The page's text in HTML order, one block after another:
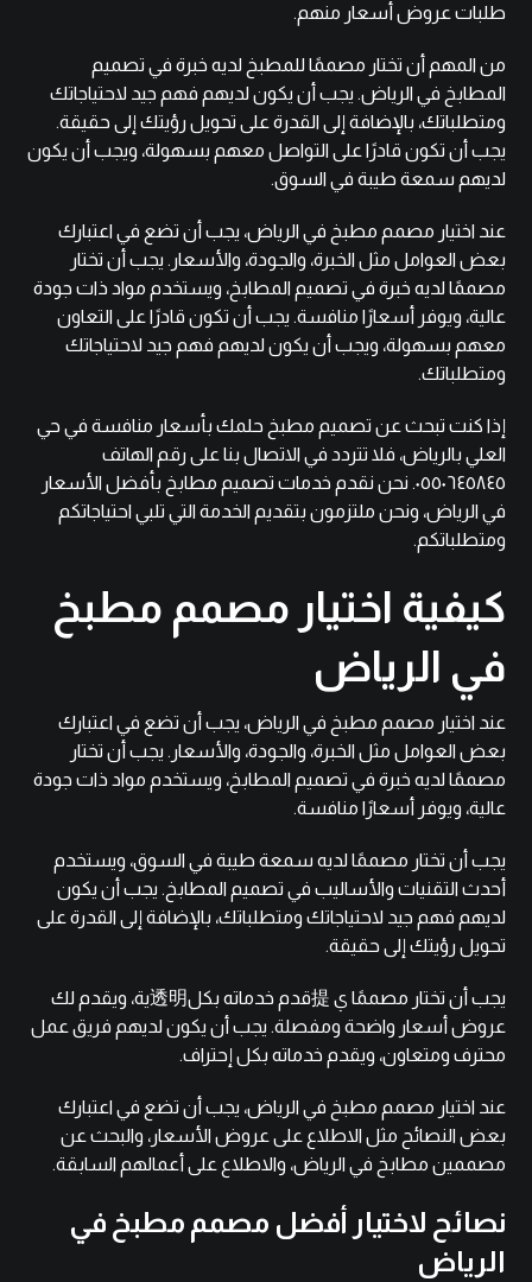
طلبات عروض أسعار منهم.
من المهم أن تختار مصممًا للمطبخ لديه خبرة في تصميم
المطابخ في الرياض. يجب أن يكون لديهم فهم جيد لاحتياجاتك
ومتطلباتك، بالإضافة إلى القدرة على تحويل رؤيتك إلى حقيقة.
يجب أن تكون قادرًا على التواصل معهم بسهولة، ويجب أن يكون
لديهم سمعة طيبة في السوق.
عند اختيار مصمم مطبخ في الرياض، يجب أن تضع في اعتبارك
بعض العوامل مثل الخبرة، والجودة، والأسعار. يجب أن تختار
مصممًا لديه خبرة في تصميم المطابخ، ويستخدم مواد ذات جودة
عالية، ويوفر أسعارًا منافسة. يجب أن تكون قادرًا على التعاون
معهم بسهولة، ويجب أن يكون لديهم فهم جيد لاحتياجاتك
ومتطلباتك.
إذا كنت تبحث عن تصميم مطبخ حلمك بأسعار منافسة في حي
العلي بالرياض، فلا تتردد في الاتصال بنا على رقم الهاتف
٠٥٥٠٦٤٥٨٤٥. نحن نقدم خدمات تصميم مطابخ بأفضل الأسعار
في الرياض، ونحن ملتزمون بتقديم الخدمة التي تلبي احتياجاتكم
ومتطلباتكم.
كيفية اختيار مصمم مطبخ
في الرياض
عند اختيار مصمم مطبخ في الرياض، يجب أن تضع في اعتبارك
بعض العوامل مثل الخبرة، والجودة، والأسعار. يجب أن تختار
مصممًا لديه خبرة في تصميم المطابخ، ويستخدم مواد ذات جودة
عالية، ويوفر أسعارًا منافسة.
يجب أن تختار مصممًا لديه سمعة طيبة في السوق، ويستخدم
أحدث التقنيات والأساليب في تصميم المطابخ. يجب أن يكون
لديهم فهم جيد لاحتياجاتك ومتطلباتك، بالإضافة إلى القدرة على
تحويل رؤيتك إلى حقيقة.
يجب أن تختار مصممًا ي 提قدم خدماته بكل透明ية، ويقدم لك
عروض أسعار واضحة ومفصلة. يجب أن يكون لديهم فريق عمل
محترف ومتعاون، ويقدم خدماته بكل إحتراف.
عند اختيار مصمم مطبخ في الرياض، يجب أن تضع في اعتبارك
بعض النصائح مثل الاطلاع على عروض الأسعار، والبحث عن
مصممين مطابخ في الرياض، والاطلاع على أعمالهم السابقة.
نصائح لاختيار أفضل مصمم مطبخ في
الرياض